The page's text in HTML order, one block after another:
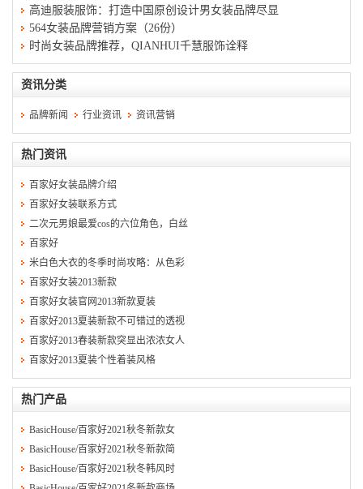
高迪服装服饰：打造中国原创设计男女装品牌尽显
564女装品牌营销方案（26份）
时尚女装品牌推荐，QIANHUI千慧服饰诠释
资讯分类
品牌新闻 行业资讯 资讯营销
热门资讯
百家好女装品牌介绍
百家好女装联系方式
二次元男娘最爱cos的六位角色，白丝
百家好
米白色大衣的冬季时尚攻略：从色彩
百家好女装2013新款
百家好女装官网2013新款夏装
百家好2013夏装新款不可错过的透视
百家好2013春装新款突显出浓浓女人
百家好2013夏装个性着装风格
热门产品
BasicHouse/百家好2021秋冬新款女
BasicHouse/百家好2021秋冬新款简
BasicHouse/百家好2021秋冬韩风时